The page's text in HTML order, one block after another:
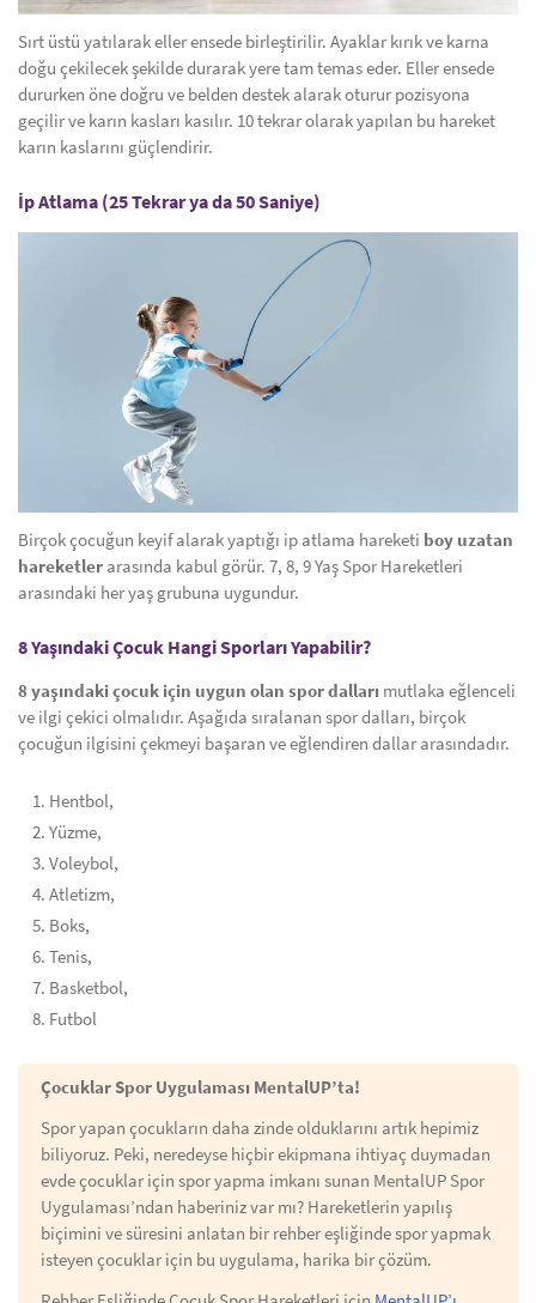
Sırt üstü yatılarak eller ensede birleştirilir. Ayaklar kırık ve karna
doğu çekilecek şekilde durarak yere tam temas eder. Eller ensede
dururken öne doğru ve belden destek alarak oturur pozisyona
geçilir ve karın kasları kasılır. 10 tekrar olarak yapılan bu hareket
karın kaslarını güçlendirir.
İp Atlama (25 Tekrar ya da 50 Saniye)
Birçok çocuğun keyif alarak yaptığı ip atlama hareketi boy uzatan
hareketler arasında kabul görür. 7, 8, 9 Yaş Spor Hareketleri
arasındaki her yaş grubuna uygundur.
8 Yaşındaki Çocuk Hangi Sporları Yapabilir?
8 yaşındaki çocuk için uygun olan spor dalları mutlaka eğlenceli
ve ilgi çekici olmalıdır. Aşağıda sıralanan spor dalları, birçok
çocuğun ilgisini çekmeyi başaran ve eğlendiren dallar arasındadır.
Hentbol,
Yüzme,
Voleybol,
Atletizm,
Boks,
Tenis,
Basketbol,
Futbol
Çocuklar Spor Uygulaması MentalUP’ta!
Spor yapan çocukların daha zinde olduklarını artık hepimiz
biliyoruz. Peki, neredeyse hiçbir ekipmana ihtiyaç duymadan
evde çocuklar için spor yapma imkanı sunan MentalUP Spor
Uygulaması’ndan haberiniz var mı? Hareketlerin yapılış
biçimini ve süresini anlatan bir rehber eşliğinde spor yapmak
isteyen çocuklar için bu uygulama, harika bir çözüm.